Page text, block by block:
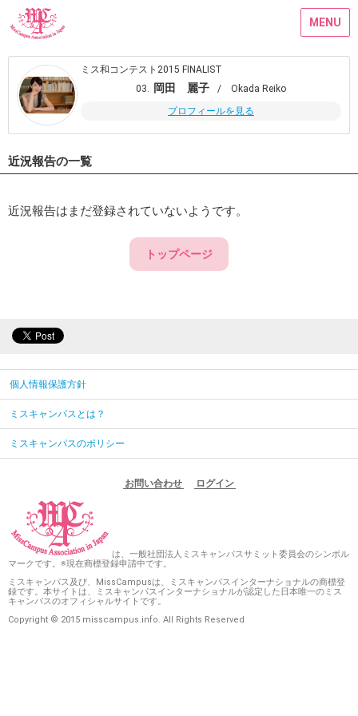
MENU
ミス和コンテスト2015 FINALIST
03. 岡田 麗子
/ Okada Reiko
プロフィールを見る
近況報告の一覧
近況報告はまだ登録されていないようです。
トップページ
個人情報保護方針
ミスキャンパスとは？
ミスキャンパスのポリシー
お問い合わせ ログイン
は、一般社団法人ミスキャンパスサミット委員会のシンボル
マークです。※現在商標登録申請中です。
ミスキャンパス及び、MissCampusは、ミスキャンパスインターナショナルの商標登
録です。本サイトは、ミスキャンパスインターナショナルが認定した日本唯一のミス
キャンパスのオフィシャルサイトです。
Copyright © 2015 misscampus.info. All Rights Reserved